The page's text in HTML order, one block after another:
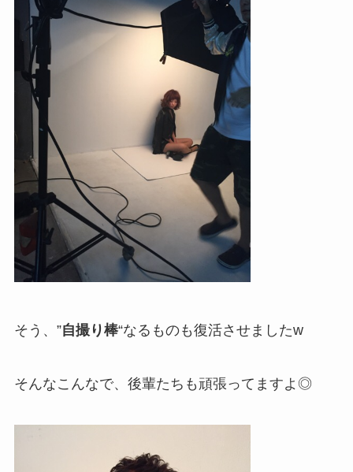
そう、”自撮り棒“なるものも復活させましたw
そんなこんなで、後輩たちも頑張ってますよ◎